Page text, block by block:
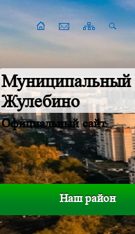
Муниципальный
Жулебино
Официальный сайт
Наш район